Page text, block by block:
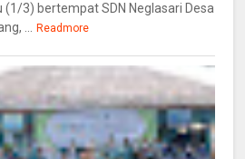
(1/3) bertempat SDN Neglasari Desa
... Readmore